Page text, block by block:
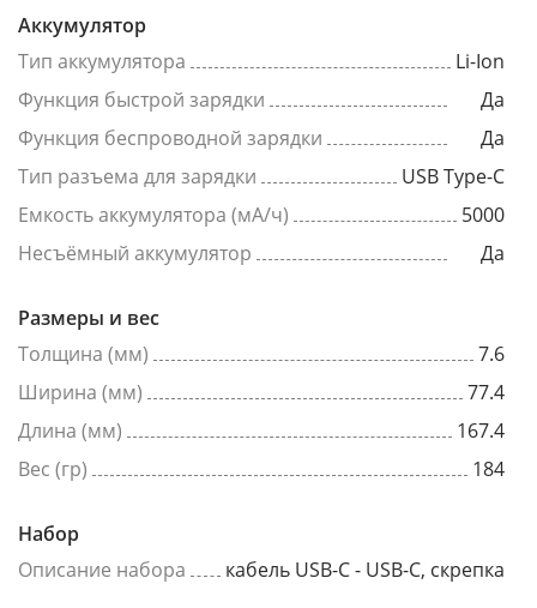
Аккумулятор
Тип аккумулятора
Li-Ion
Функция быстрой зарядки
Да
Функция беспроводной зарядки
Да
Тип разъема для зарядки
USB Type-C
Емкость аккумулятора (мА/ч)
5000
Несъёмный аккумулятор
Да
Размеры и вес
Толщина (мм)
7.6
Ширина (мм)
77.4
Длина (мм)
167.4
Вес (гр)
184
Набор
Описание набора
кабель USB-C - USB-C, скрепка